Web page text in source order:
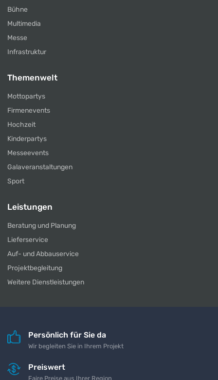
Bühne
Multimedia
Messe
Infrastruktur
Themenwelt
Mottopartys
Firmenevents
Hochzeit
Kinderpartys
Messeevents
Galaveranstaltungen
Sport
Leistungen
Beratung und Planung
Lieferservice
Auf- und Abbauservice
Projektbegleitung
Weitere Dienstleistungen
Persönlich für Sie da
Wir begleiten Sie in Ihrem Projekt
Preiswert
Faire Preise aus Ihrer Region